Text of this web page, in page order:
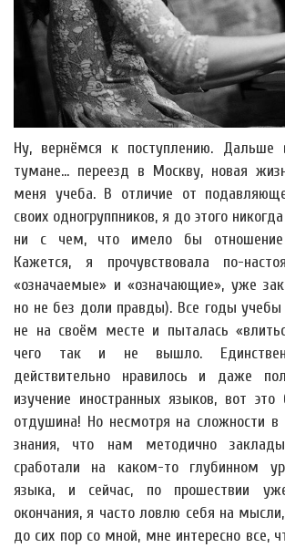
Ну, вернёмся к поступлению.
тумане... переезд в Москву, новая
меня учеба. В отличие от
своих одногруппников, я до этого
ни с чем, что имело бы отношение
Кажется, я прочувствовала по-
«означаемые» и «означающие», уже
но не без доли правды). Все годы
не на своём месте и пыталась
чего так и не вышло.
действительно нравилось и даже
изучение иностранных языков, вот
отдушина! Но несмотря на сложности в
знания, что нам методично
сработали на каком-то глубинном
языка, и сейчас, по прошествии
окончания, я часто ловлю себя на
до сих пор со мной, мне интересно все,